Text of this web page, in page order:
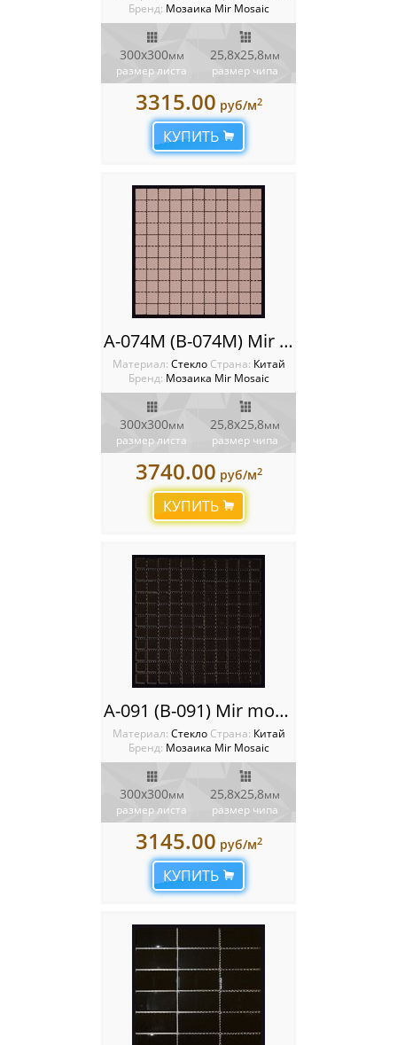
Бренд: Мозаика Mir Mosaic
300x300мм
размер листа
25,8х25,8мм
размер чипа
3315.00 руб/м2
КУПИТЬ
A-074M (B-074M) Mir mosaic
Материал: Стекло Cтрана: Китай
Бренд: Мозаика Mir Mosaic
300x300мм
размер листа
25,8х25,8мм
размер чипа
3740.00 руб/м2
КУПИТЬ
A-091 (B-091) Mir mosaic
Материал: Стекло Cтрана: Китай
Бренд: Мозаика Mir Mosaic
300x300мм
размер листа
25,8х25,8мм
размер чипа
3145.00 руб/м2
КУПИТЬ